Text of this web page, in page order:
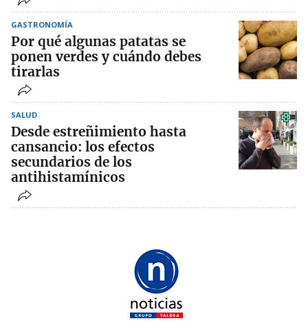
GASTRONOMÍA
Por qué algunas patatas se
ponen verdes y cuándo debes
tirarlas
SALUD
Desde estreñimiento hasta
cansancio: los efectos
secundarios de los
antihistamínicos